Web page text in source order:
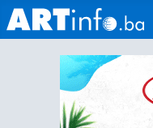
Početna
Vijesti